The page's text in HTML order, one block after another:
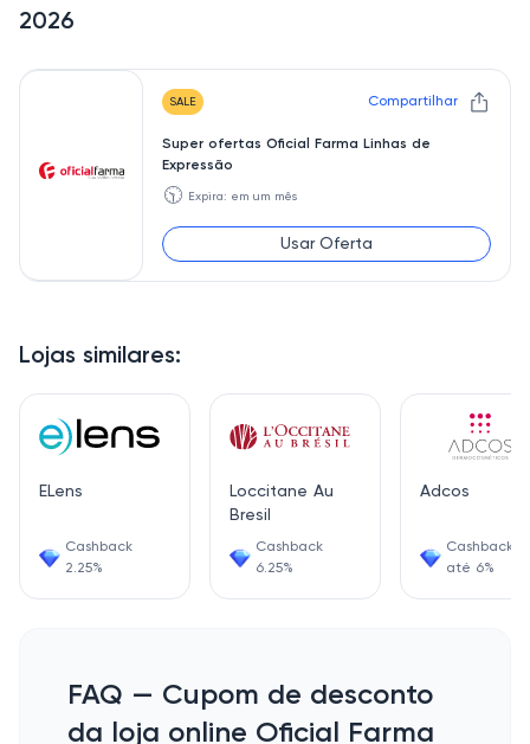
Lojas similares:
ELens
Cashback
2.25%
Loccitane Au
Bresil
Cashback
6.25%
Adcos
Cashback
até 6%
2026
SALE Compartilhar
Super ofertas Oficial Farma Linhas de
Expressão
🕥 Expira: em um mês
Usar Oferta
FAQ — Cupom de desconto
da loja online Oficial Farma